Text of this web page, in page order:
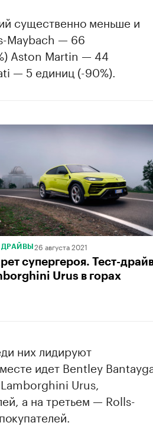
существенно меньше и
Maybach — 66
Aston Martin — 44
— 5 единиц (-90%).
ДРАЙВЫ 26 августа 2021
супергероя. Тест-
Urus в горах
них лидируют
идет Bentley
Urus,
а на третьем — Rolls-